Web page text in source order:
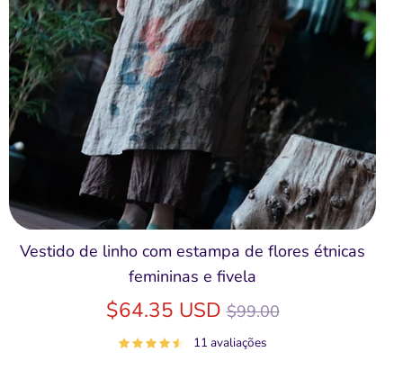
Vestido de linho com estampa de flores étnicas
femininas e fivela
$64.35 USDPreço
normal
$99.00
11 avaliações